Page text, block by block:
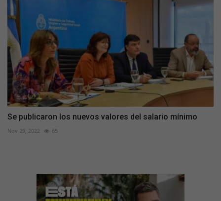
Se publicaron los nuevos valores del salario mínimo
Nov 29, 2022 65